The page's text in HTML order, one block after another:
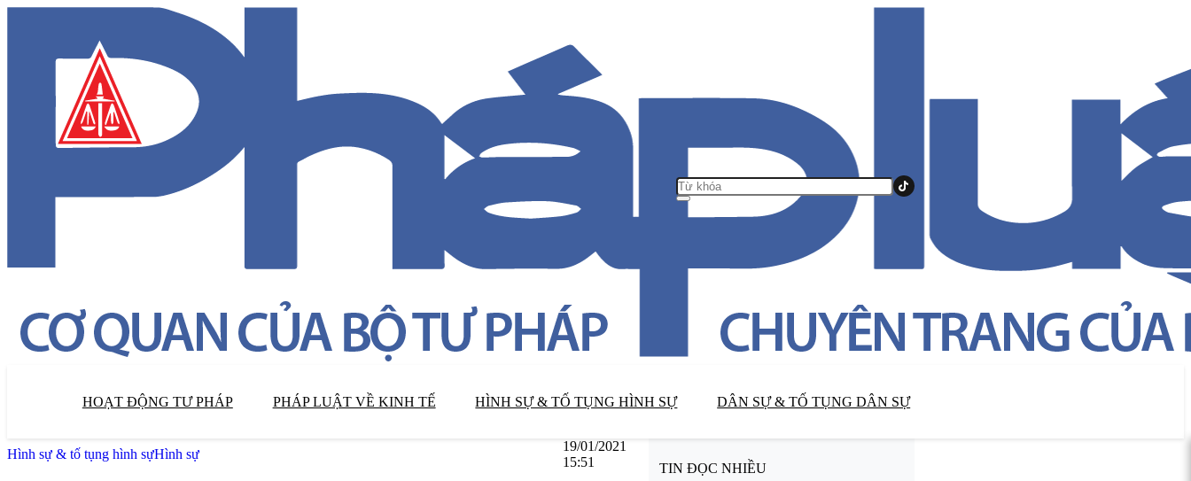
HOẠT ĐỘNG TƯ PHÁP PHÁP LUẬT VỀ KINH TẾ HÌNH SỰ & TỐ TỤNG HÌNH SỰ DÂN SỰ & TỐ TỤNG DÂN SỰ
Hình sự & tố tụng hình sựHình sự
19/01/2021
15:51
TIN ĐỌC NHIỀU